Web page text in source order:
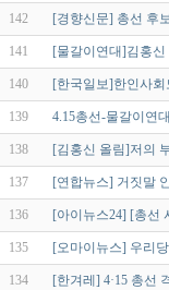
142 [경향신문] 총선 후
141 [물갈이연대]김홍
140 [한국일보]한인사
139 4.15총선-물갈이연
138 [김홍신 올림]저의
137 [연합뉴스] 거짓말
136 [아이뉴스24] [총선
135 [오마이뉴스] 우리
134 [한겨레] 4·15 총선